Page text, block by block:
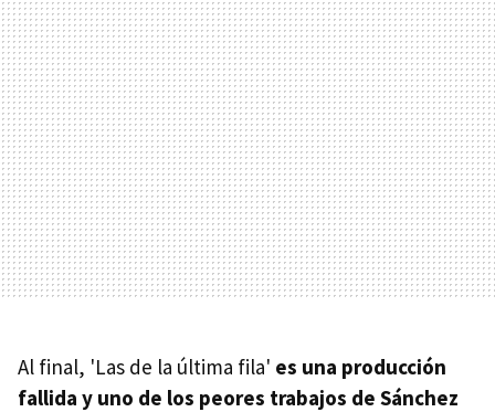
Al final, 'Las de la última fila' es una producción
fallida y uno de los peores trabajos de Sánchez